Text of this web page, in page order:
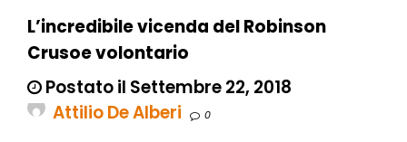
L’incredibile vicenda del Robinson
Crusoe volontario
Postato il Settembre 22, 2018
Attilio De Alberi
0